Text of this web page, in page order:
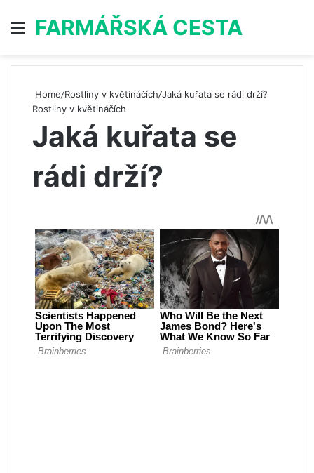
Menu
FARMÁŘSKÁ CESTA
Home/Rostliny v květináčích/Jaká kuřata se rádi drží?
Rostliny v květináčích
Jaká kuřata se
rádi drží?